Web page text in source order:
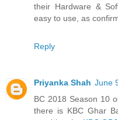
their Hardware &
easy to use, as
Reply
Priyanka Shah June
BC 2018 Season 10
there is KBC Ghar